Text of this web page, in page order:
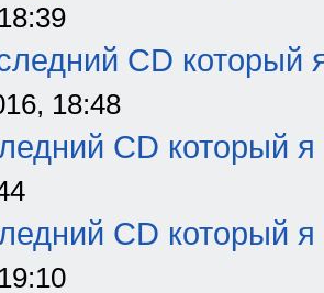
CD который
18:48
CD который я
CD который я